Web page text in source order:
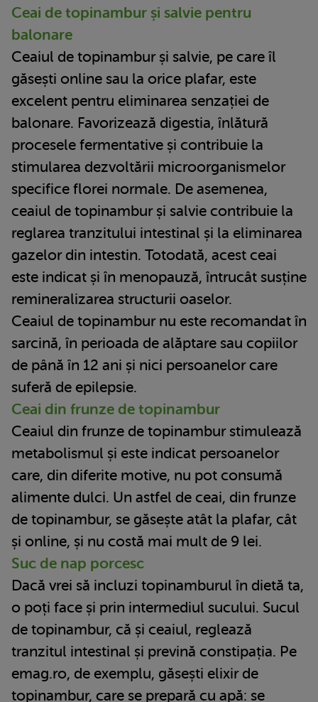
Ceai de topinambur și salvie pentru
balonare
Ceaiul de topinambur și salvie, pe care îl
găsești online sau la orice plafar, este
excelent pentru eliminarea senzației de
balonare. Favorizează digestia, înlătură
procesele fermentative și contribuie la
stimularea dezvoltării microorganismelor
specifice florei normale. De asemenea,
ceaiul de topinambur și salvie contribuie la
reglarea tranzitului intestinal și la eliminarea
gazelor din intestin. Totodată, acest ceai
este indicat și în menopauză, întrucât susține
remineralizarea structurii oaselor.
Ceaiul de topinambur nu este recomandat în
sarcină, în perioada de alăptare sau copiilor
de până în 12 ani și nici persoanelor care
suferă de epilepsie.
Ceai din frunze de topinambur
Ceaiul din frunze de topinambur stimulează
metabolismul și este indicat persoanelor
care, din diferite motive, nu pot consumă
alimente dulci. Un astfel de ceai, din frunze
de topinambur, se găsește atât la plafar, cât
și online, și nu costă mai mult de 9 lei.
Suc de nap porcesc
Dacă vrei să incluzi topinamburul în dietă ta,
o poți face și prin intermediul sucului. Sucul
de topinambur, că și ceaiul, reglează
tranzitul intestinal și prevină constipația. Pe
emag.ro, de exemplu, găsești elixir de
topinambur, care se prepară cu apă: se